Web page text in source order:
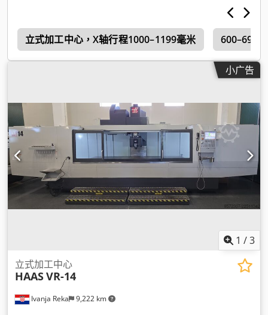
立式加工中心，X轴行程1000–1199毫米 600–699
小广告
1 /3
Ivanja Reka 9,222 km
立式加工中心
HAASVR-14